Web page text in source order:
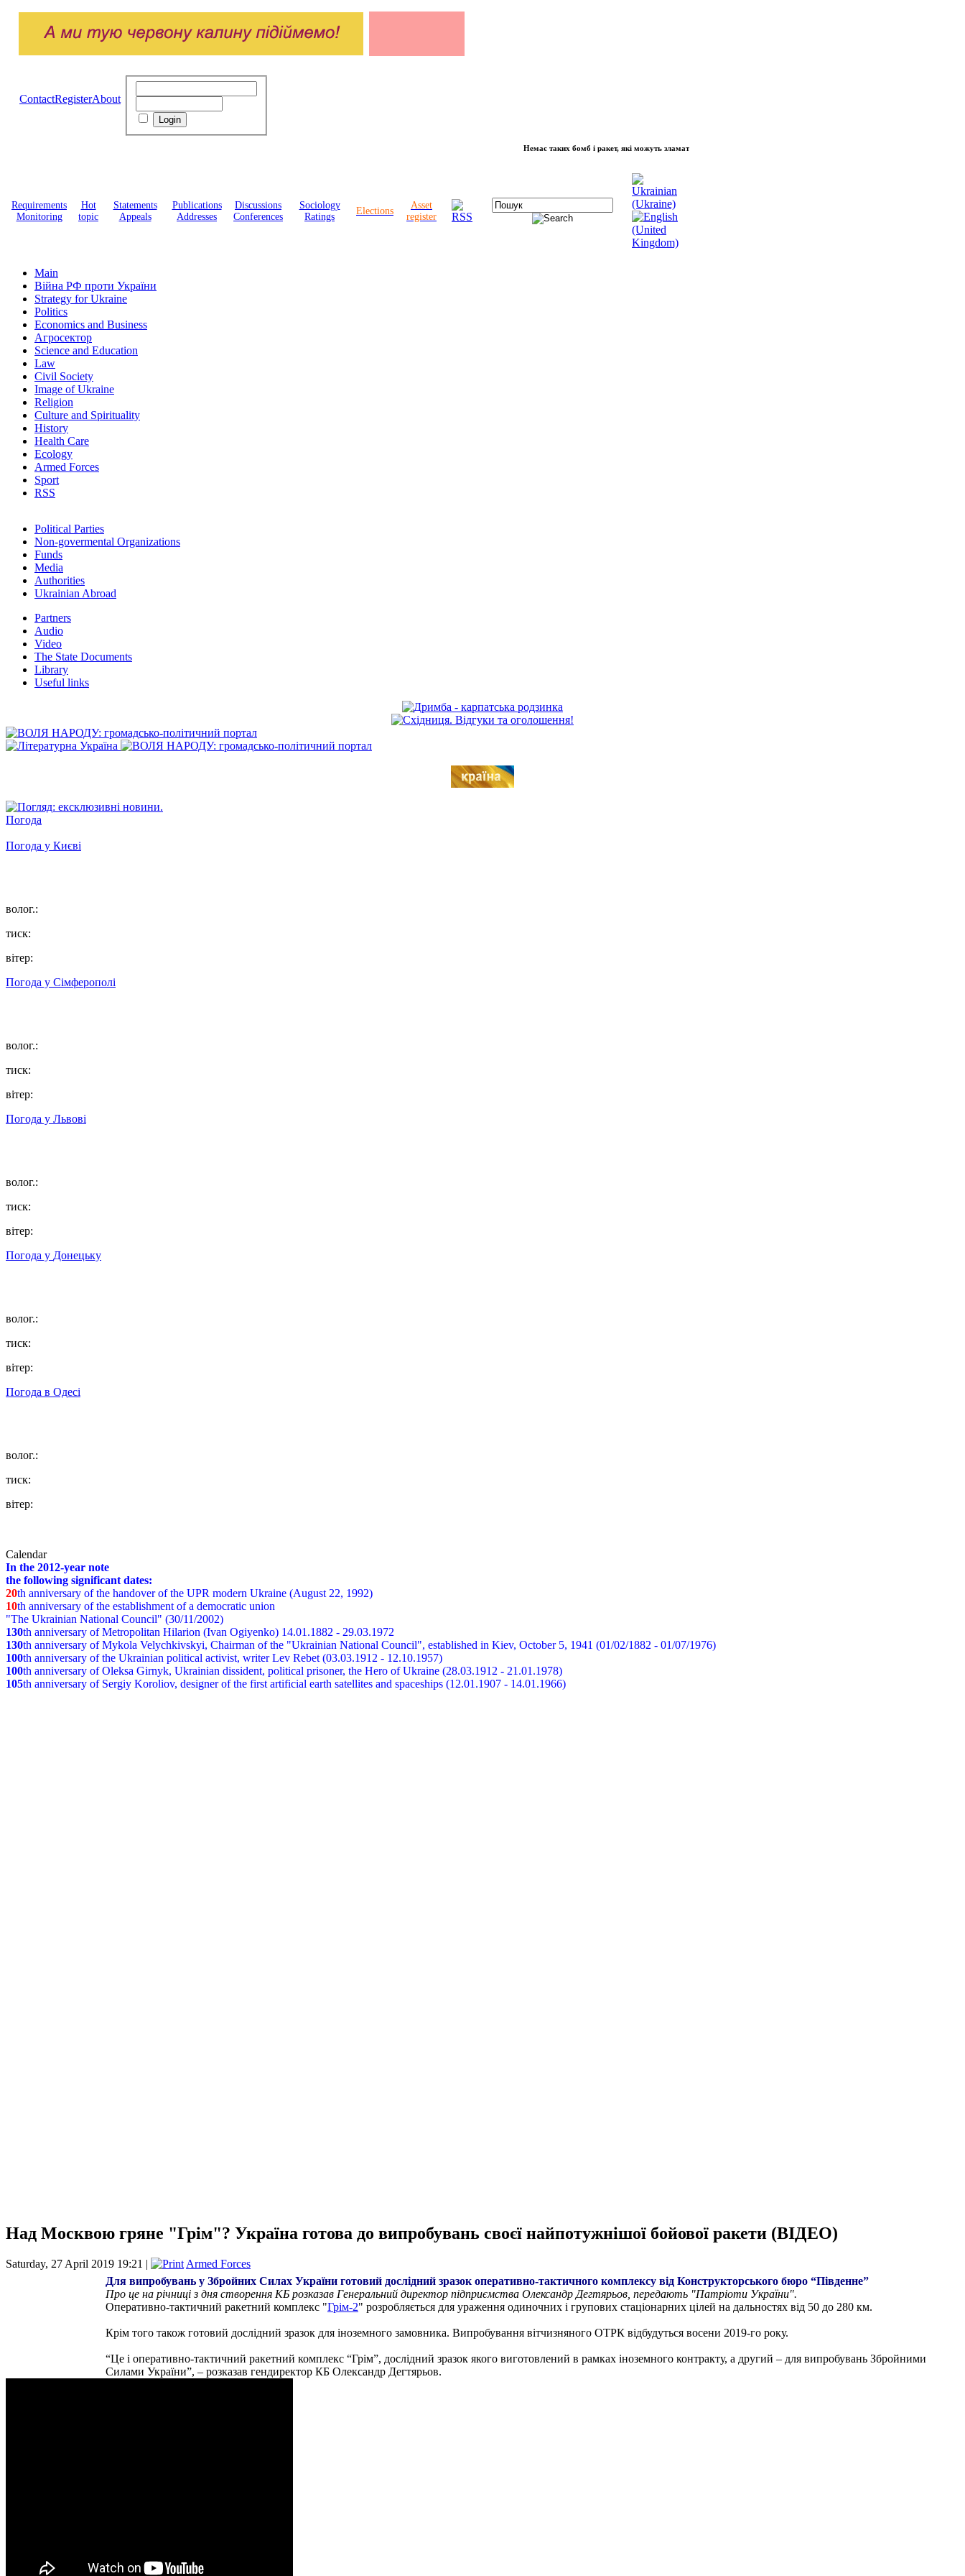
ContactRegisterAbout
Немає таких бомб і ракет, які можуть зламати волю народу, - Президент України Володимир Зеленський
Requirements
Monitoring
Hot
topic
Statements
Appeals
Publications
Addresses
Discussions
Conferences
Sociology
Ratings
Elections
Asset
register
Main
Війна РФ проти України
Strategy for Ukraine
Politics
Economics and Business
Агросектор
Science and Education
Law
Civil Society
Image of Ukraine
Religion
Culture and Spirituality
History
Health Care
Ecology
Armed Forces
Sport
RSS
Political Parties
Non-govermental Organizations
Funds
Мedia
Authorities
Ukrainian Abroad
Partners
Audio
Video
The State Documents
Library
Useful links
Погода
Погода у Києві
волог.:
тиск:
вітер:
Погода у Сімферополі
волог.:
тиск:
вітер:
Погода у Львові
волог.:
тиск:
вітер:
Погода у Донецьку
волог.:
тиск:
вітер:
Погода в Одесі
волог.:
тиск:
вітер:
Calendar
In the 2012-year note
the following significant dates:
20th anniversary of the handover of the UPR modern Ukraine (August 22, 1992)
10th anniversary of the establishment of a democratic union
"The Ukrainian National Council" (30/11/2002)
130th anniversary of Metropolitan Hilarion (Ivan Ogiyenko) 14.01.1882 - 29.03.1972
130th anniversary of Mykola Velychkivskyi, Chairman of the "Ukrainian National Council", established in Kiev, October 5, 1941 (01/02/1882 - 01/07/1976)
100th anniversary of the Ukrainian political activist, writer Lev Rebet (03.03.1912 - 12.10.1957)
100th anniversary of Oleksa Girnyk, Ukrainian dissident, political prisoner, the Hero of Ukraine (28.03.1912 - 21.01.1978)
105th anniversary of Sergiy Koroliov, designer of the first artificial earth satellites and spaceships (12.01.1907 - 14.01.1966)
Над Москвою гряне "Грім"? Україна готова до випробувань своєї найпотужнішої бойової ракети (ВІДЕО)
Saturday, 27 April 2019 19:21 |
Armed Forces
Для випробувань у Збройних Силах України готовий дослідний зразок оперативно-тактичного комплексу від Конструкторського бюро “Південне”
Про це на річниці з дня створення КБ розказав Генеральний директор підприємства Олександр Дегтярьов, передають "Патріоти України".
Оперативно-тактичний ракетний комплекс "Грім-2" розробляється для ураження одиночних і групових стаціонарних цілей на дальностях від 50 до 280 км.
Крім того також готовий дослідний зразок для іноземного замовника. Випробування вітчизняного ОТРК відбудуться восени 2019-го року.
“Це і оперативно-тактичний ракетний комплекс “Грім”, дослідний зразок якого виготовлений в рамках іноземного контракту, а другий – для випробувань Збройними
Силами України”, – розказав гендиректор КБ Олександр Дегтярьов.